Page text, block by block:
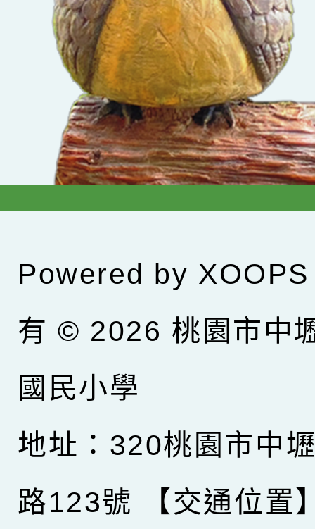
Powered by XOOPS
有 © 2026 桃園市中
國民小學
地址：320桃園市中
路123號
【交通位置